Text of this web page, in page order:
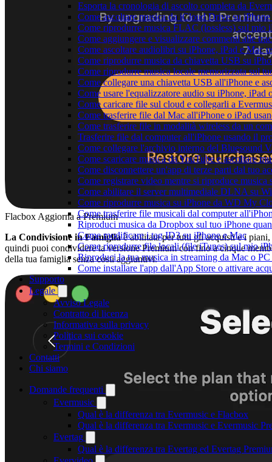
Esporta la cronologia di ascolto completa da
Come ascoltare musica da iCloud Drive su
Come riprodurre musica FLAC (lossless) sul mio
Come aggiungere e visualizzare commenti alle
Come ascoltare audiolibri su iPhone, iPad e Mac
Come riprodurre musica da chiavetta USB su
Come riprodurre musica locale memorizzata sul
Come collegare una chiavetta USB all'iPhone e
Come usare l'equalizzatore audio su iPhone,
Come caricare file sul cloud e collegarli a
Come trasferire file dal Mac all'iPhone o iPad
Come trasferire file in modalità wireless da un
Trasferire file dal computer all'iPhone usando il
Come collegare l'archivio interno del Bluesound
Come scaricare musica da YouTube e ascoltare
Come disconnettere un'app di terze parti dal tuo
Come registrare video mentre si riproduce musica
Come abilitare il server multimediale DLNA su
Come riprodurre musica su iPhone da WD My
Come trasferire file musicali dal computer
Riproduci musica da Dropbox sul tuo iPhone
Come modificare i tag ID3 su iPhone e Mac
Come riprodurre file locali (file iTunes) sul mio
Riproduci la tua musica in streaming da Mac o
Come installare l'app dall'App Store o attivare
Supporto
Legale
Avviso Legale
Contratto di licenza
Informativa sulla privacy
Politica sui cookie
Termini e Condizioni
Contatti
Chi siamo
Domande frequenti
Evermusic
Qual è la differenza tra Evermusic e Flacbox
Qual è la differenza tra Evermusic e Evermusic
Evertag
Qual è la differenza tra Evertag ed Evertag
Flacbox Aggiorna a Premium
La Condivisione in Famigliaè abilitata per tutti gli acquisti e i piani,
quindi puoi condividere la versione Premium con fino a cinque
della tua famiglia senza costi aggiuntivi.